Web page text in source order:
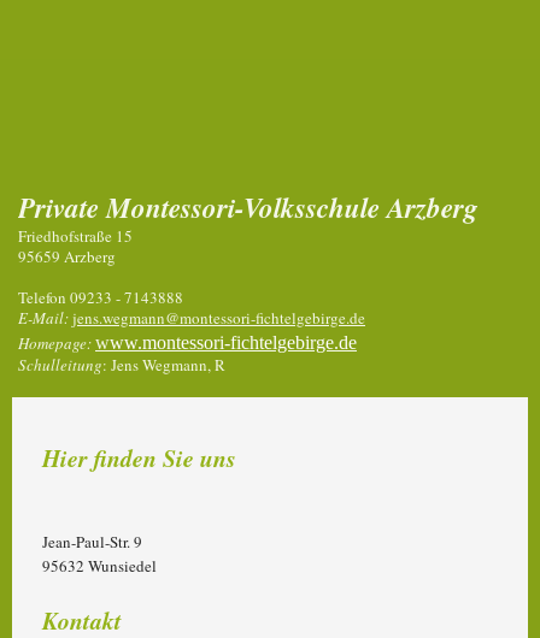
Private Montessori-Volksschule Arzberg
Friedhofstraße 15
95659 Arzberg
Telefon 09233 - 7143888
E-Mail:jens.wegmann@montessori-fichtelgebirge.de
Homepage:www.montessori-fichtelgebirge.de
Schulleitung: Jens Wegmann, R
Hier finden Sie uns
Jean-Paul-Str. 9
95632 Wunsiedel
Kontakt